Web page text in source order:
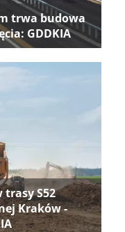
trwa budowa
GDDKIA
trasy S52
Kraków -